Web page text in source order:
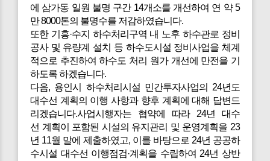
에 삼가동 일원 불명 구간 14개소를 개선하여 연 약 5
만 8000톤의 불명수를 저감하였습니다.
또한 기흥·수지 하수처리구역 내 노후 하수관로 정비
공사 및 유량계 설치 등 하수도시설 정비사업을 체계
적으로 추진하여 하수도 처리 원가 개선에 만전을 기
하도록 하겠습니다.
다음, 용인시 하수처리시설 민간투자사업의 24년도
대수선 계획의 이행 사항과 향후 계획에 대해 답변드
리겠습니다.사업시행자는 협약에 따라 24년 대수
선 계획이 포함된 시설의 유지관리 및 운영계획을 23
년 11월 말에 제출하였고, 이를 바탕으로 24년 공공하
수시설 대수선 이행점검·계획을 수립하여 24년 상반